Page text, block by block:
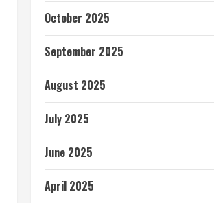
October 2025
September 2025
August 2025
July 2025
June 2025
April 2025